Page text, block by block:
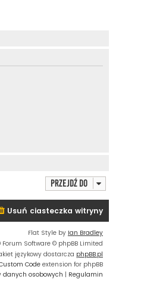
Przejdź do
Usuń ciasteczka witryny
Flat Style by Ian Bradley
Forum Software © phpBB Limited
językowy dostarcza phpBB.pl
Codeextension for phpBB
danych osobowych | Regulamin